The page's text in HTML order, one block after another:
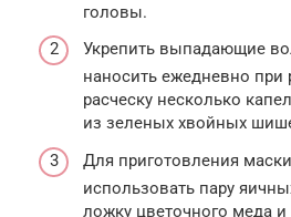
головы.
Укрепить выпадающие
наносить ежедневно при
расческу несколько
из зеленых хвойных
Для приготовления
использовать пару
ложку цветочного меда